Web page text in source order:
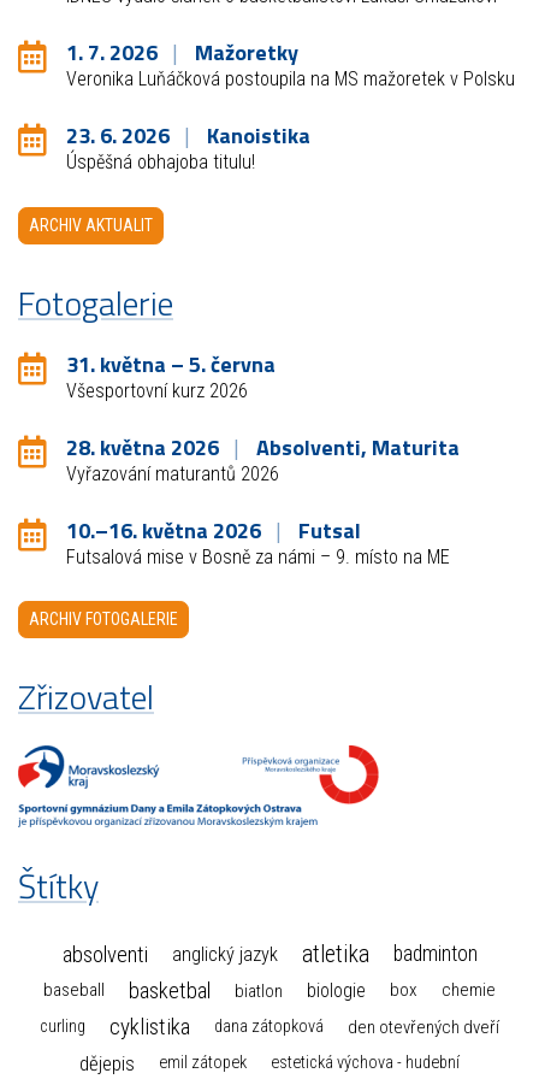
1. 7. 2026 Mažoretky
Veronika Luňáčková postoupila na MS mažoretek v Polsku
23. 6. 2026 Kanoistika
Úspěšná obhajoba titulu!
ARCHIV AKTUALIT
Fotogalerie
31. května – 5. června
Všesportovní kurz 2026
28. května 2026 Absolventi, Maturita
Vyřazování maturantů 2026
10.–16. května 2026 Futsal
Futsalová mise v Bosně za námi – 9. místo na ME
ARCHIV FOTOGALERIE
Zřizovatel
Štítky
absolventi anglický jazyk atletika badminton
baseball basketbal biatlon biologie box chemie
curling cyklistika dana zátopková den otevřených dveří
dějepis emil zátopek estetická výchova - hudební